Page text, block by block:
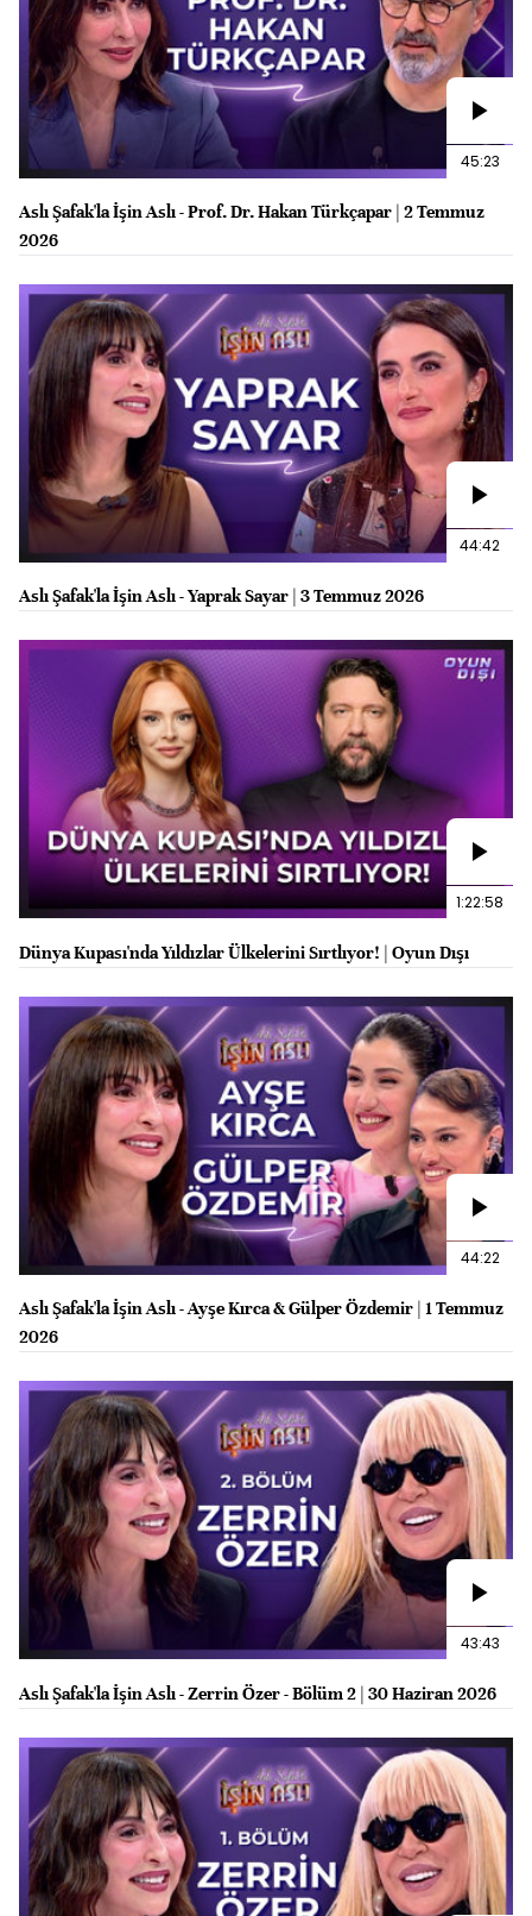
45:23
Aslı Şafak'la İşin Aslı - Prof. Dr. Hakan Türkçapar | 2 Temmuz
2026
44:42
Aslı Şafak'la İşin Aslı - Yaprak Sayar | 3 Temmuz 2026
1:22:58
Dünya Kupası'nda Yıldızlar Ülkelerini Sırtlıyor! | Oyun Dışı
44:22
Aslı Şafak'la İşin Aslı - Ayşe Kırca & Gülper Özdemir | 1 Temmuz
2026
43:43
Aslı Şafak'la İşin Aslı - Zerrin Özer - Bölüm 2 | 30 Haziran 2026